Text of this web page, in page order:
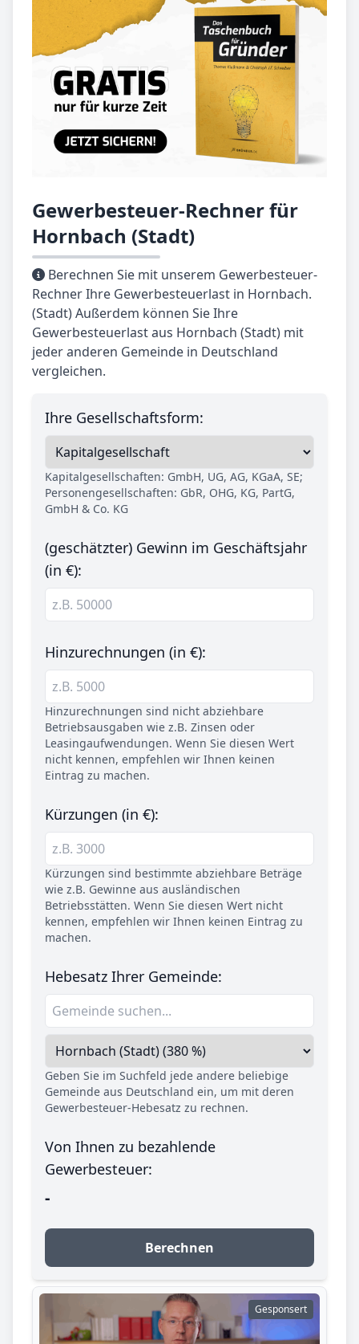
Gewerbesteuer-Rechner für
Hornbach (Stadt)
Berechnen Sie mit unserem Gewerbesteuer-
Rechner Ihre Gewerbesteuerlast in Hornbach.
(Stadt) Außerdem können Sie Ihre
Gewerbesteuerlast aus Hornbach (Stadt) mit
jeder anderen Gemeinde in Deutschland
vergleichen.
Ihre Gesellschaftsform:
Kapitalgesellschaften: GmbH, UG, AG, KGaA, SE;
Personengesellschaften: GbR, OHG, KG, PartG,
GmbH & Co. KG
(geschätzter) Gewinn im Geschäftsjahr
(in €):
Hinzurechnungen (in €):
Hinzurechnungen sind nicht abziehbare
Betriebsausgaben wie z.B. Zinsen oder
Leasingaufwendungen. Wenn Sie diesen Wert
nicht kennen, empfehlen wir Ihnen keinen
Eintrag zu machen.
Kürzungen (in €):
Kürzungen sind bestimmte abziehbare Beträge
wie z.B. Gewinne aus ausländischen
Betriebsstätten. Wenn Sie diesen Wert nicht
kennen, empfehlen wir Ihnen keinen Eintrag zu
machen.
Hebesatz Ihrer Gemeinde:
Geben Sie im Suchfeld jede andere beliebige
Gemeinde aus Deutschland ein, um mit deren
Gewerbesteuer-Hebesatz zu rechnen.
Von Ihnen zu bezahlende
Gewerbesteuer:
-
Berechnen
Gesponsert